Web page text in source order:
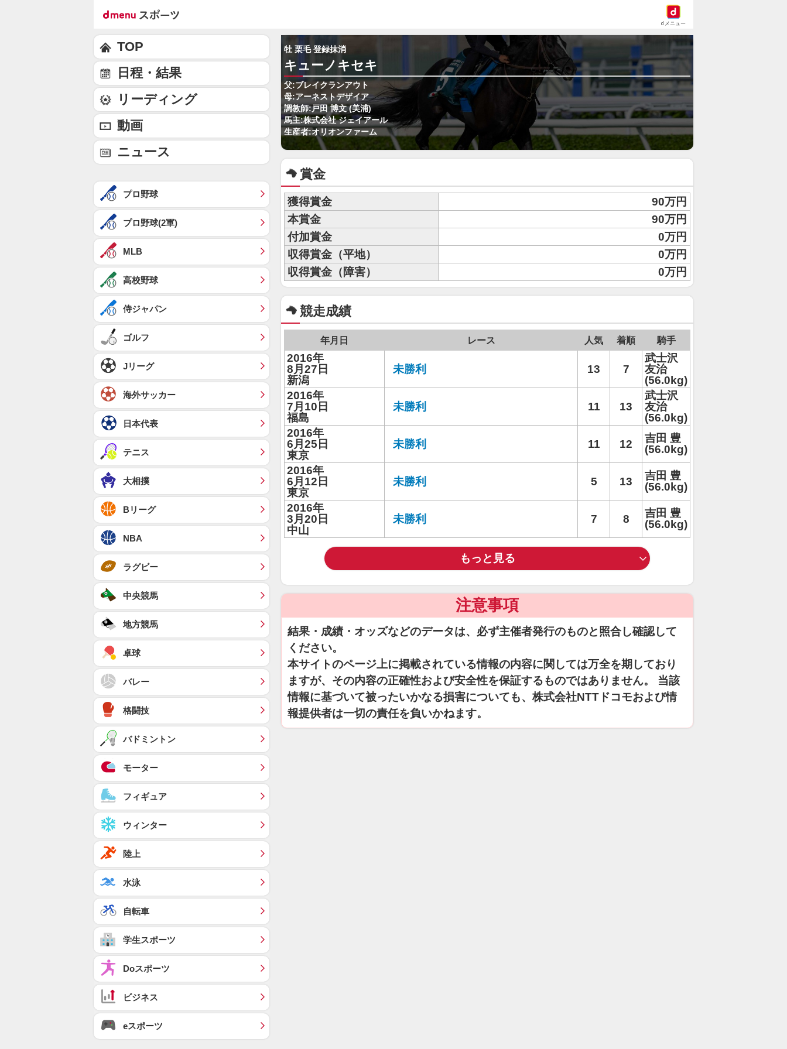
dメニュー
牡 栗毛 登録抹消
キューノキセキ
父:ブレイクランアウト
母:アーネストデザイア
調教師:戸田 博文 (美浦)
馬主:株式会社 ジェイアール
生産者:オリオンファーム
賞金
獲得賞金
90万円
本賞金
90万円
付加賞金
0万円
収得賞金（平地）
0万円
収得賞金（障害）
0万円
競走成績
年月日 レース 人気 着順 騎手
2016年
8月27日
新潟
未勝利 13 7
武士沢
友治
(56.0kg)
2016年
7月10日
福島
未勝利 11 13
武士沢
友治
(56.0kg)
2016年
6月25日
東京
未勝利 11 12
吉田 豊
(56.0kg)
2016年
6月12日
東京
未勝利 5 13
吉田 豊
(56.0kg)
2016年
3月20日
中山
未勝利 7 8
吉田 豊
(56.0kg)
もっと見る
注意事項
結果・成績・オッズなどのデータは、必ず主催者発行のものと照合し確認して
ください。
本サイトのページ上に掲載されている情報の内容に関しては万全を期しており
ますが、その内容の正確性および安全性を保証するものではありません。 当該
情報に基づいて被ったいかなる損害についても、株式会社NTTドコモおよび情
報提供者は一切の責任を負いかねます。
TOP
日程・結果
リーディング
動画
ニュース
プロ野球
プロ野球(2軍)
MLB
高校野球
侍ジャパン
ゴルフ
Jリーグ
海外サッカー
日本代表
テニス
大相撲
Bリーグ
NBA
ラグビー
中央競馬
地方競馬
卓球
バレー
格闘技
バドミントン
モーター
フィギュア
ウィンター
陸上
水泳
自転車
学生スポーツ
Doスポーツ
ビジネス
eスポーツ